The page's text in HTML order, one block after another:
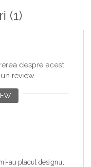
(1)
despre acest
review.
au placut designul